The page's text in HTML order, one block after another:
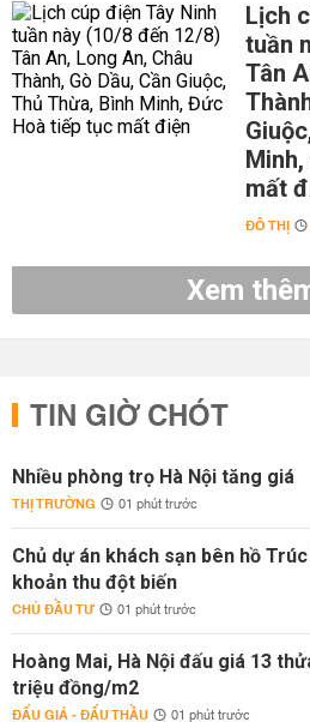
Lịch
tuần
Tân
mất
ĐÔ THỊ
Xem
TIN GIỜ CHÓT
Nhiều phòng trọ Hà Nội tăng giá
THỊ TRƯỜNG 01 phút trước
Chủ dự án khách sạn bên hồ
khoản thu đột biến
CHỦ ĐẦU TƯ 01 phút trước
Hoàng Mai, Hà Nội đấu giá 13
triệu đồng/m2
ĐẤU GIÁ - ĐẤU THẦU 01 phút trước